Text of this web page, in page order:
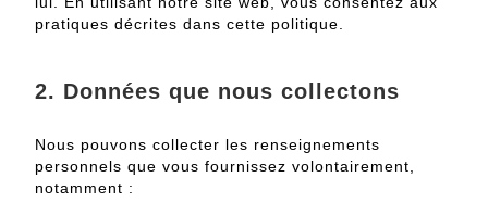
pratiques décrites dans cette politique.
2. Données que nous collectons
Nous pouvons collecter les renseignements
personnels que vous fournissez volontairement,
notamment :